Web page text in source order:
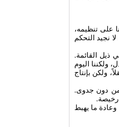
على تنظيمه،
نجيد التحكم
ذيل القائمة.
الواحد بين 20-25 شيقلاً بالمعدل، ولكننا اليوم
وفي بعض المناسبات النادرة، يكون سعره بين 80 و120 شيقلاً، ولكن بإنتاج
من دون جدوى.
رخيصة.
الممتاز في هذه الأيام يصل إلى 6 شواقل، وعادة ما يهبط